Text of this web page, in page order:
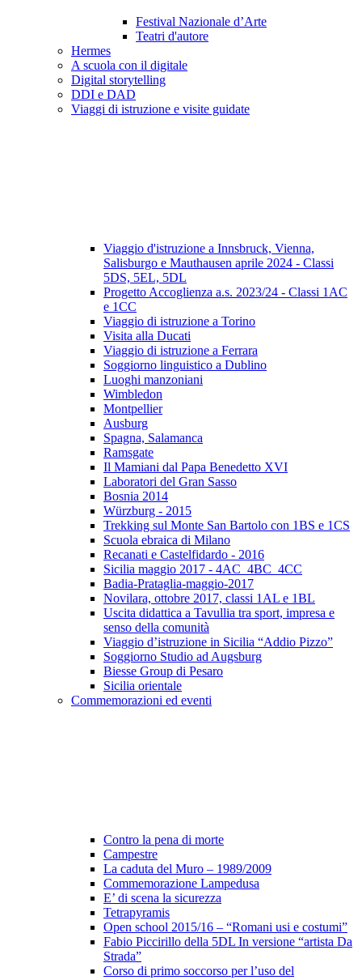
Festival Nazionale d’Arte
Teatri d'autore
Hermes
A scuola con il digitale
Digital storytelling
DDI e DAD
Viaggi di istruzione e visite guidate
Viaggio d'istruzione a Innsbruck, Vienna,
Salisburgo e Mauthausen aprile 2024 - Classi
5DS, 5EL, 5DL
Progetto Accoglienza a.s. 2023/24 - Classi 1AC
e 1CC
Viaggio di istruzione a Torino
Visita alla Ducati
Viaggio di istruzione a Ferrara
Soggiorno linguistico a Dublino
Luoghi manzoniani
Wimbledon
Montpellier
Ausburg
Spagna, Salamanca
Ramsgate
Il Mamiani dal Papa Benedetto XVI
Laboratori del Gran Sasso
Bosnia 2014
Würzburg - 2015
Trekking sul Monte San Bartolo con 1BS e 1CS
Scuola ebraica di Milano
Recanati e Castelfidardo - 2016
Sicilia maggio 2017 - 4AC_4BC_4CC
Badia-Prataglia-maggio-2017
Novilara, ottobre 2017, classi 1AL e 1BL
Uscita didattica a Tavullia tra sport, impresa e
senso della comunità
Viaggio d’istruzione in Sicilia “Addio Pizzo”
Soggiorno Studio ad Augsburg
Biesse Group di Pesaro
Sicilia orientale
Commemorazioni ed eventi
Contro la pena di morte
Campestre
La caduta del Muro – 1989/2009
Commemorazione Lampedusa
E’ di scena la sicurezza
Tetrapyramis
Open school 2015/16 – “Romani usi e costumi”
Fabio Piccirillo della 5DL In versione “artista Da
Strada”
Corso di primo soccorso per l’uso del